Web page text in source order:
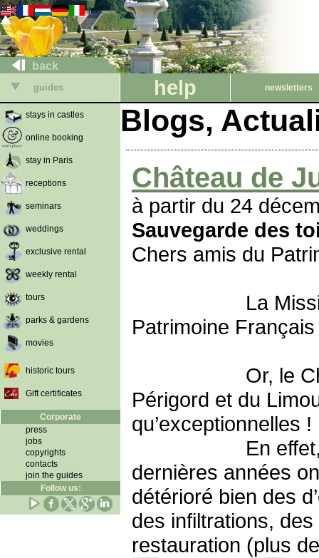
back
guides help newsletters
stays in castles
online booking
stay in Paris
receptions
seminars
weddings
exclusive rental
weekly rental
tours
parks & gardens
movies
historic tours
Gift certificates
Corporate
press
jobs
copyrights
contacts
join the guides
Follow us:
Blogs,
Château de
à partir du 24
Sauvegarde des
Chers amis du
La Mission
Patrimoine
Or, le Château
Périgord et du
qu’exceptionnelles !
En effet, les
dernières années
détérioré bien des
des infiltrations,
restauration (plus